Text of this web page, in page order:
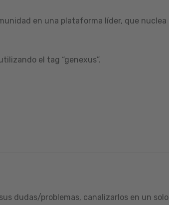
en una plataforma líder, que nuclea
el tag “genexus”.
dudas/problemas, canalizarlos en un solo